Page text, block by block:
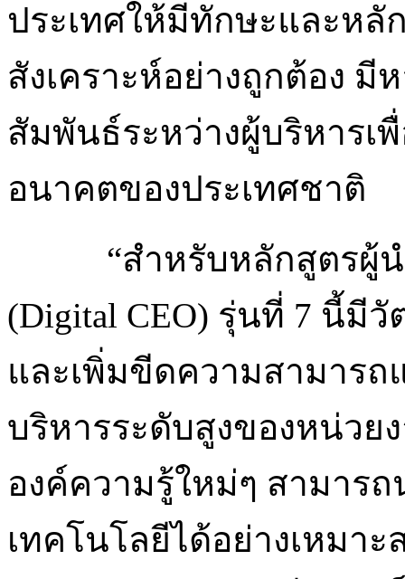
ประเทศให้มีทักษะและหลั
สังเคราะห์อย่างถูกต้อง
สัมพันธ์ระหว่างผู้บริหารเ
อนาคตของประเทศชาติ
“สำหรับหลักสูตรผู้
(Digital CEO) รุ่นที่ 7 นี้มี
และเพิ่มขีดความสามาร
บริหารระดับสูงของหน่วย
องค์ความรู้ใหม่ๆ สามาร
เทคโนโลยีได้อย่างเหมา